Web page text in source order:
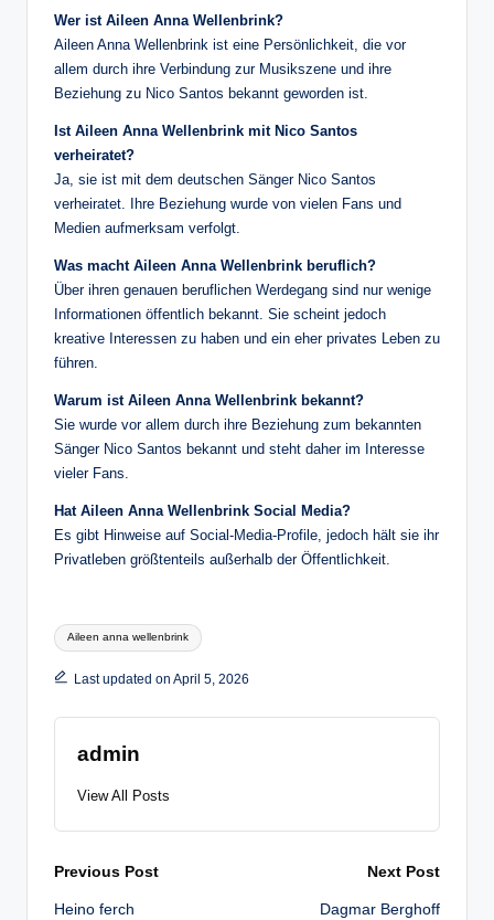
Wer ist Aileen Anna Wellenbrink?
Aileen Anna Wellenbrink ist eine Persönlichkeit, die vor
allem durch ihre Verbindung zur Musikszene und ihre
Beziehung zu Nico Santos bekannt geworden ist.
Ist Aileen Anna Wellenbrink mit Nico Santos
verheiratet?
Ja, sie ist mit dem deutschen Sänger Nico Santos
verheiratet. Ihre Beziehung wurde von vielen Fans und
Medien aufmerksam verfolgt.
Was macht Aileen Anna Wellenbrink beruflich?
Über ihren genauen beruflichen Werdegang sind nur wenige
Informationen öffentlich bekannt. Sie scheint jedoch
kreative Interessen zu haben und ein eher privates Leben zu
führen.
Warum ist Aileen Anna Wellenbrink bekannt?
Sie wurde vor allem durch ihre Beziehung zum bekannten
Sänger Nico Santos bekannt und steht daher im Interesse
vieler Fans.
Hat Aileen Anna Wellenbrink Social Media?
Es gibt Hinweise auf Social-Media-Profile, jedoch hält sie ihr
Privatleben größtenteils außerhalb der Öffentlichkeit.
Tags:
Aileen anna wellenbrink
Last updated on April 5, 2026
admin
View All Posts
Post
Previous Post
Heino ferch
Next Post
Dagmar Berghoff